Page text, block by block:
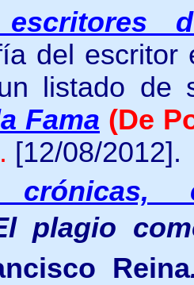
del
listado de
Fama (De
. [12/08/2012].
crónicas,
plagio
Reina